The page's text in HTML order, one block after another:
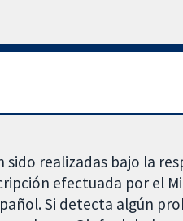
realizadas bajo la
efectuada por el
Si detecta algún